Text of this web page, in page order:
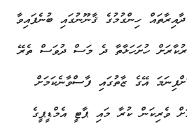
ހިންގުމުގެ ޤާނޫނުގައި ބުނެފައިވާ
ހުށަހަޅާތާ ދެ މަސް ދުވަސް ތެރޭ
އޭގެ ޒާތުގައި ފާސްވާނެކަމަށް
ވެރިކަން ކުރާ މައި ޕާޓީ އެމްޑީޕީގެ